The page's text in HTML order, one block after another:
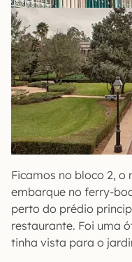
Ficamos no bloco 2,
embarque no ferry-
perto do prédio
restaurante. Foi uma
tinha vista para o